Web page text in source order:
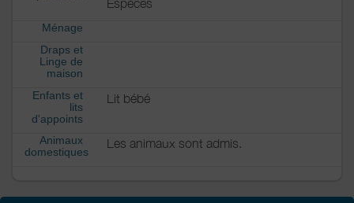
Espèces
Ménage
Draps et
Linge de
maison
Enfants et
lits
d'appoints
Lit bébé
Animaux
domestiques
Les animaux sont admis.